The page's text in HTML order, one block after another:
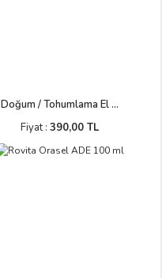
Doğum / Tohumlama El ...
Fiyat : 390,00 TL